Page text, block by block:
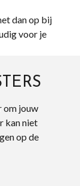
dan op bij
voor je
om jouw
kan niet
op de